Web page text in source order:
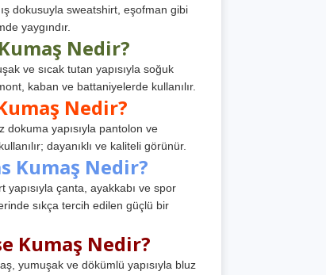
dokusuyla sweatshirt, eşofman gibi
yaygındır.
Nedir?
ve sıcak tutan yapısıyla soğuk
kaban ve battaniyelerde kullanılır.
Nedir?
dokuma yapısıyla pantolon ve
dayanıklı ve kaliteli görünür.
Kumaş Nedir?
yapısıyla çanta, ayakkabı ve spor
sıkça tercih edilen güçlü bir
Kumaş Nedir?
yumuşak ve dökümlü yapısıyla bluz